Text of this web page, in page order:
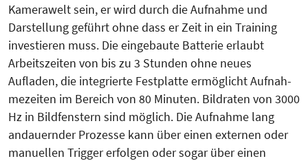
Ka­mera­welt sein, er wird durch die Aufnahme und
Darstellung geführt ohne dass er Zeit in ein Training
investie­ren muss. Die eingebaute Bat­terie erlaubt
Arbeitszeiten von bis zu 3 Stunden ohne neues
Aufladen, die inte­grierte Festplatte ermöglicht Auf­­­­nah­
mezeiten im Bereich von 80 Mi­nu­ten. Bildraten von 3000
Hz in Bild­­­fenstern sind möglich. Die Auf­nahme lang
andauernder Prozesse kann über einen externen oder
manu­ellen Trigger erfolgen oder sogar über einen